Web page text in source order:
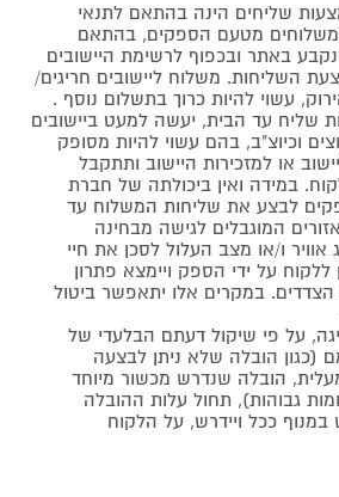
שליחים הינה בהתאם לתנאי
מטעם הספקים, בהתאם
באתר ובכפוף לרשימת היישובים
השליחות. משלוח ליישובים חריגים/
עשוי להיות כרוך בתשלום נוסף .
שליח עד הבית, יעשה למעט ביישובים
וכיוצ"ב, בהם עשוי להיות מסופק
או למזכירות היישוב ותתקבל
במידה ואין ביכולתה של חברת
לבצע את שליחות המשלוח עד
המוגבלים לגישה מבחינה
אוויר ו/או מצב העלול לסכן את חיי
ללקוח על ידי הספק ויימצא פתרון
במקרים אלו יתאפשר ביטול
על פי שיקול דעתם הבלעדי של
(כגון הובלה שלא ניתן לבצעה
הובלה שנדרש מכשור מיוחד
גבוהות), תחול עלות ההובלה
ככל ויידרש, על הלקוח